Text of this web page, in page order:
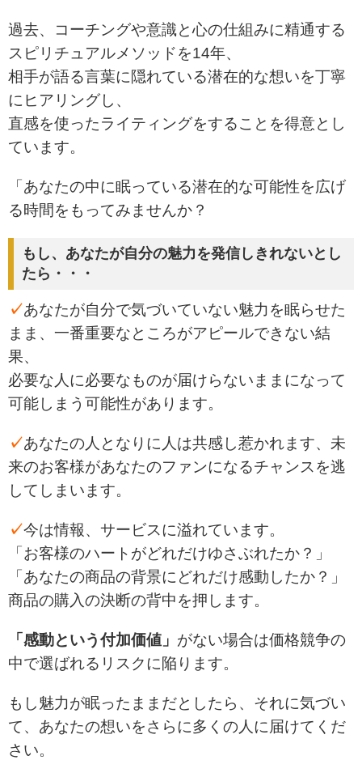
過去、コーチングや意識と心の仕組みに精通する
スピリチュアルメソッドを14年、
相手が語る言葉に隠れている潜在的な想いを丁寧
にヒアリングし、
直感を使ったライティングをすることを得意とし
ています。
「あなたの中に眠っている潜在的な可能性を広げ
る時間をもってみませんか？
もし、あなたが自分の魅力を発信しきれないとし
たら・・・
✓あなたが自分で気づいていない魅力を眠らせた
まま、一番重要なところがアピールできない結
果、
必要な人に必要なものが届けらないままになって
可能しまう可能性があります。
✓あなたの人となりに人は共感し惹かれます、未
来のお客様があなたのファンになるチャンスを逃
してしまいます。
✓今は情報、サービスに溢れています。
「お客様のハートがどれだけゆさぶれたか？」
「あなたの商品の背景にどれだけ感動したか？」
商品の購入の決断の背中を押します。
「感動という付加価値」 がない場合は価格競争の
中で選ばれるリスクに陥ります。
もし魅力が眠ったままだとしたら、それに気づい
て、あなたの想いをさらに多くの人に届けてくだ
さい。